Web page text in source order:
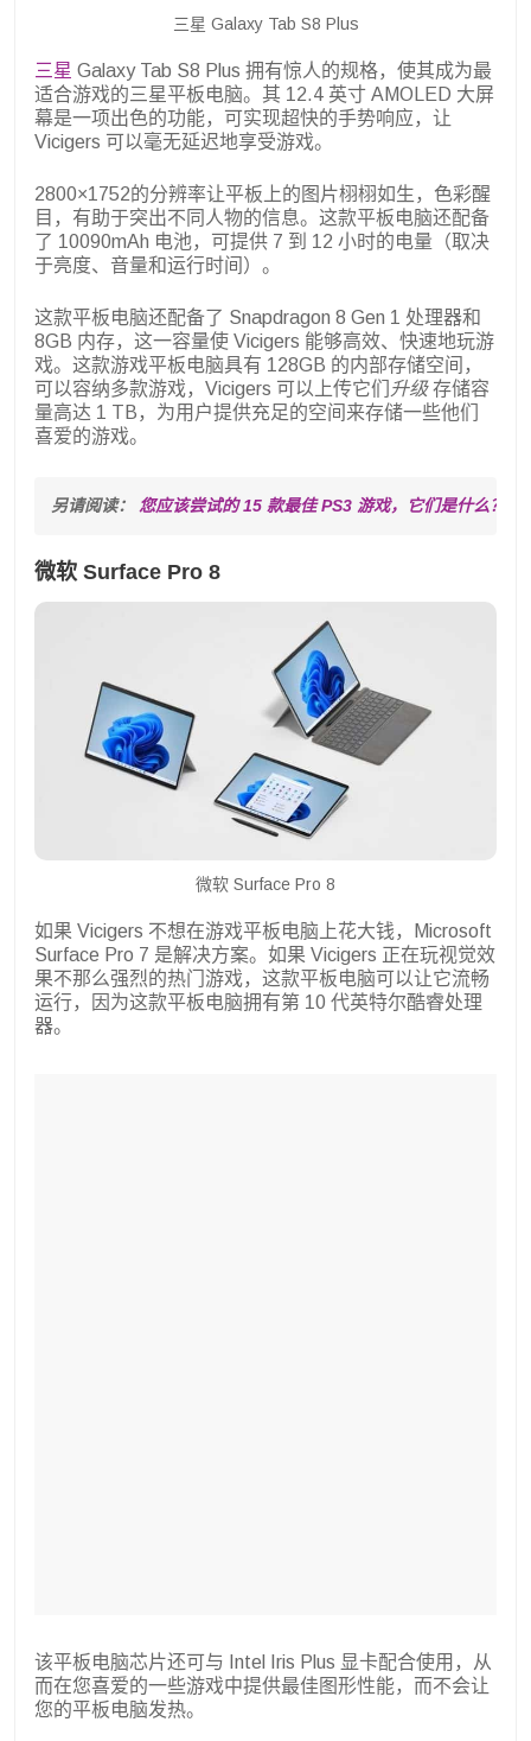
三星 Galaxy Tab S8 Plus
三星 Galaxy Tab S8 Plus 拥有惊人的规格，使其成为最
适合游戏的三星平板电脑。其 12.4 英寸 AMOLED 大屏
幕是一项出色的功能，可实现超快的手势响应，让
Vicigers 可以毫无延迟地享受游戏。
2800×1752的分辨率让平板上的图片栩栩如生，色彩醒
目，有助于突出不同人物的信息。这款平板电脑还配备
了 10090mAh 电池，可提供 7 到 12 小时的电量（取决
于亮度、音量和运行时间）。
这款平板电脑还配备了 Snapdragon 8 Gen 1 处理器和
8GB 内存，这一容量使 Vicigers 能够高效、快速地玩游
戏。这款游戏平板电脑具有 128GB 的内部存储空间，
可以容纳多款游戏，Vicigers 可以上传它们 升级存储容
量高达 1 TB，为用户提供充足的空间来存储一些他们
喜爱的游戏。
另请阅读： 您应该尝试的 15 款最佳 PS3 游戏，它们是什么？
微软 Surface Pro 8
微软 Surface Pro 8
如果 Vicigers 不想在游戏平板电脑上花大钱，Microsoft
Surface Pro 7 是解决方案。如果 Vicigers 正在玩视觉效
果不那么强烈的热门游戏，这款平板电脑可以让它流畅
运行，因为这款平板电脑拥有第 10 代英特尔酷睿处理
器。
该平板电脑芯片还可与 Intel Iris Plus 显卡配合使用，从
而在您喜爱的一些游戏中提供最佳图形性能，而不会让
您的平板电脑发热。